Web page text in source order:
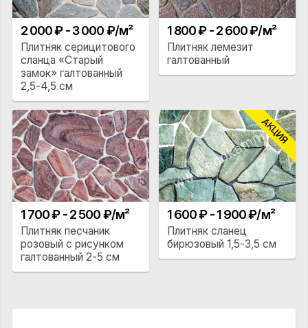
2 000 ₽ - 3 000 ₽/м²
Плитняк серицитового
сланца «Старый
замок» галтованный
2,5-4,5 см
1 800 ₽ - 2 600 ₽/м²
Плитняк лемезит
галтованный
1 700 ₽ - 2 500 ₽/м²
Плитняк песчаник
розовый с рисунком
галтованный 2-5 см
АКЦИЯ
1 600 ₽ - 1 900 ₽/м²
Плитняк сланец
бирюзовый 1,5-3,5 см